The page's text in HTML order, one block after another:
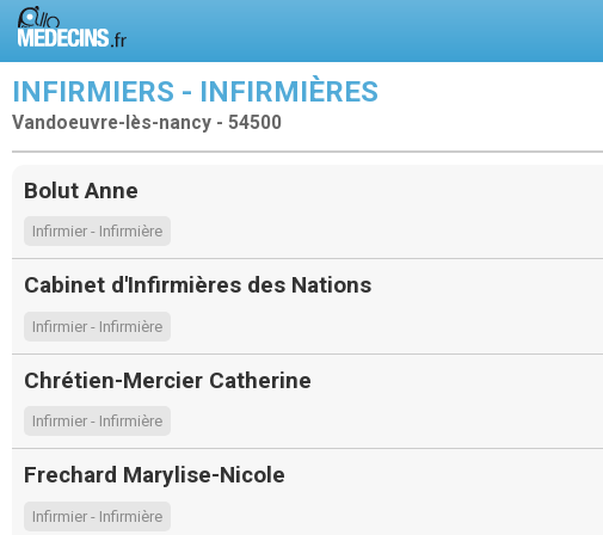
INFIRMIERS - INFIRMIÈRES
Vandoeuvre-lès-nancy - 54500
Bolut Anne
Infirmier - Infirmière
Cabinet d'Infirmières des Nations
Infirmier - Infirmière
Chrétien-Mercier Catherine
Infirmier - Infirmière
Frechard Marylise-Nicole
Infirmier - Infirmière